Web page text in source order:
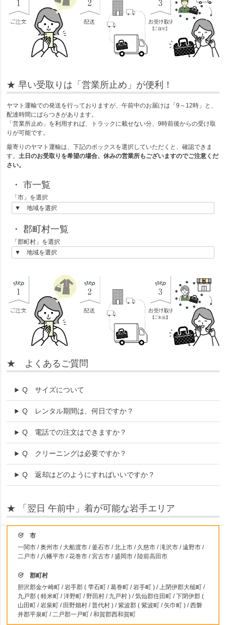
★ 早い受取りは「営業所止め」が便利！
ヤマト運輸での発送を行っておりますが、午前中のお届けは「9～12時」と、
配達時間にばらつきがあります。
「営業所止め」を利用すれば、トラックに載せない分、9時前後からの受け取
りが可能です。
最寄りのヤマト運輸は、下記のボックスを選択していただくと、確認できま
す。土日のお受取りを希望の場合、休みの営業所もございますのでご注意くだ
さい。
・ 市一覧
「市」を選択
・ 郡町村一覧
「郡町村」を選択
★ よくあるご質問
Q サイズについて
Q レンタル期間は、何日ですか？
Q 電話での注文はできますか？
Q クリーニングは必要ですか？
Q 返却はどのようにすればいいですか？
★ 「翌日 午前中」着が可能な岩手エリア
市
一関市 / 奥州市 / 大船渡市 / 釜石市 / 北上市 / 久慈市 / 滝沢市 / 遠野市 /
二戸市 / 八幡平市 / 花巻市 / 宮古市 / 盛岡市 / 陸前高田市
郡町村
胆沢郡金ケ崎町 / 岩手郡 ( 雫石町 / 葛巻町 / 岩手町 ) / 上閉伊郡大槌町 /
九戸郡 ( 軽米町 / 洋野町 / 野田村 / 九戸村 ) / 気仙郡住田町 / 下閉伊郡 (
山田町 / 岩泉町 / 田野畑村 / 普代村 ) / 紫波郡 ( 紫波町 / 矢巾町 ) / 西磐
井郡平泉町 / 二戸郡一戸町 / 和賀郡西和賀町